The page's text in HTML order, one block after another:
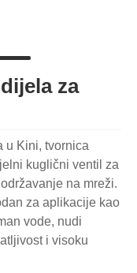
za
u Kini, tvornica
kuglični ventil za
na mreži.
za aplikacije kao
vode, nudi
i visoku